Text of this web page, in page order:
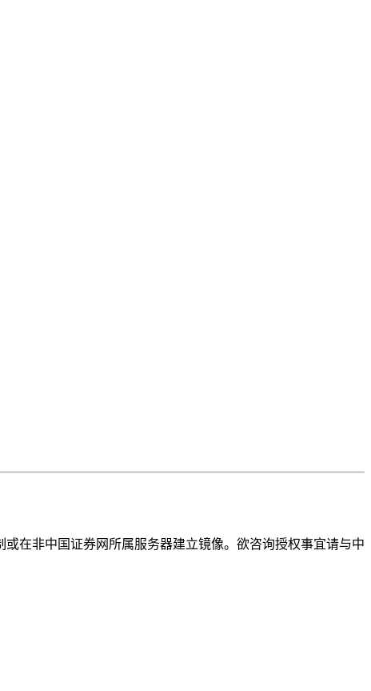
在非中国证券网所属服务器建立镜像。欲咨询授权事宜请与中